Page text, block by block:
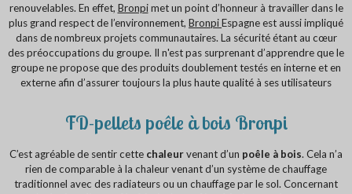
renouvelables. En effet, Bronpimet un point d’honneur à travailler dans le
plus grand respect de l’environnement, BronpiEspagne est aussi impliqué
dans de nombreux projets communautaires. La sécurité étant au cœur
des préoccupations du groupe. Il n'est pas surprenant d’apprendre que le
groupe ne propose que des produits doublement testés en interne et en
externe afin d’assurer toujours la plus haute qualité à ses utilisateurs
FD-pellets poêle à bois Bronpi
C’est agréable de sentir cette chaleurvenant d’un poêle à bois. Cela n’a
rien de comparable à la chaleur venant d’un système de chauffage
traditionnel avec des radiateurs ou un chauffage par le sol. Concernant